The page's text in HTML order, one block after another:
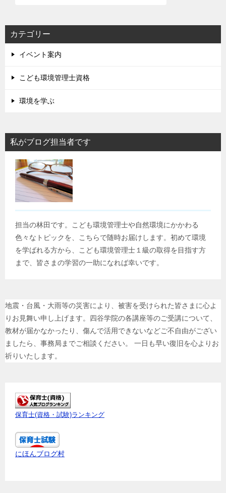
カテゴリー
イベント案内
こども環境管理士資格
環境を学ぶ
私がブログ担当者です
担当の林田です。こども環境管理士や自然環境にかかわる
色々なトピックを、こちらで随時お届けします。初めて環境
を学ばれる方から、こども環境管理士１級の取得を目指す方
まで、皆さまの学習の一助になれば幸いです。
地震・台風・大雨等の災害により、被害を受けられた皆さまに心よ
りお見舞い申し上げます。四谷学院の各講座等のご受講について、
教材が届かなかったり、傷んで活用できないなどご不自由がござい
ましたら、事務局までご相談ください。 一日も早い復旧を心よりお
祈りいたします。
保育士(資格・試験)ランキング
にほんブログ村